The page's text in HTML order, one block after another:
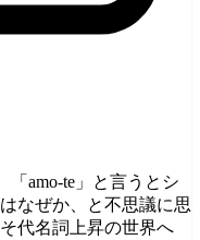
「amo-te」と言うとシ
なぜか、と不思議に思
代名詞上昇の世界へ